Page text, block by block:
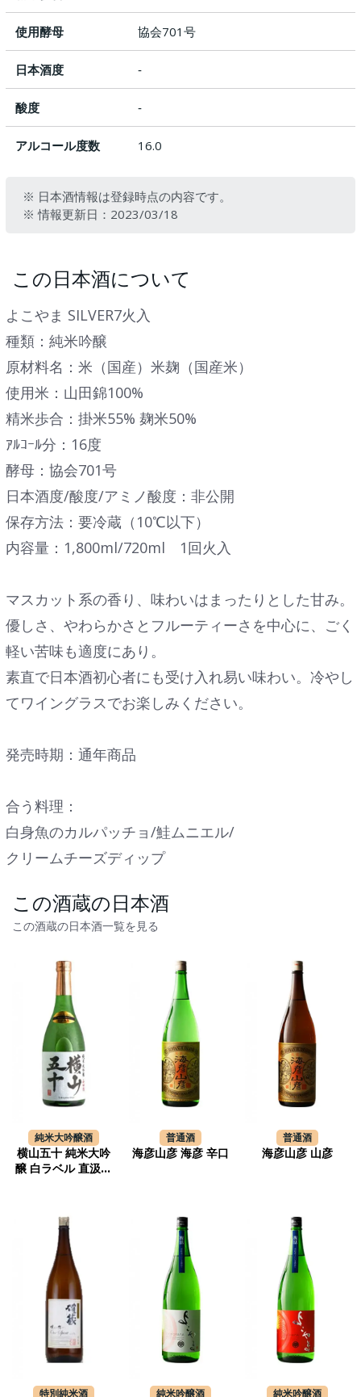
使用酵母 協会701号
日本酒度 ‐
酸度 ‐
アルコール度数 16.0
※ 日本酒情報は登録時点の内容です。
※ 情報更新日：2023/03/18
この日本酒について
よこやま SILVER7火入
種類：純米吟醸
原材料名：米（国産）米麹（国産米）
使用米：山田錦100%
精米歩合：掛米55% 麹米50%
ｱﾙｺｰﾙ分：16度
酵母：協会701号
日本酒度/酸度/アミノ酸度：非公開
保存方法：要冷蔵（10℃以下）
内容量：1,800ml/720ml 1回火入
マスカット系の香り、味わいはまったりとした甘み。
優しさ、やわらかさとフルーティーさを中心に、ごく
軽い苦味も適度にあり。
素直で日本酒初心者にも受け入れ易い味わい。冷やし
てワイングラスでお楽しみください。
発売時期：通年商品
合う料理：
白身魚のカルパッチョ/鮭ムニエル/
クリームチーズディップ
この酒蔵の日本酒
この酒蔵の日本酒一覧を見る
純米大吟醸酒
横山五十 純米大吟
醸 白ラベル 直汲み
普通酒
海彦山彦 海彦 辛口
普通酒
海彦山彦 山彦
特別純米酒 純米吟醸酒 純米吟醸酒